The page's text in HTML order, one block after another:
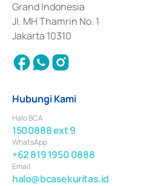
Grand Indonesia
Jl. MH Thamrin No. 1
Jakarta 10310
Hubungi Kami
Halo BCA
1500888 ext 9
WhatsApp
+62 819 1950 0888
Email
halo@bcasekuritas.id